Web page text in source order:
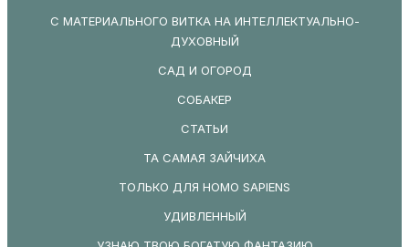
С МАТЕРИАЛЬНОГО ВИТКА НА ИНТЕЛЛЕКТУАЛЬНО-
ДУХОВНЫЙ
САД И ОГОРОД
СОБАКЕР
СТАТЬИ
ТА САМАЯ ЗАЙЧИХА
ТОЛЬКО ДЛЯ HOMO SAPIENS
УДИВЛЕННЫЙ